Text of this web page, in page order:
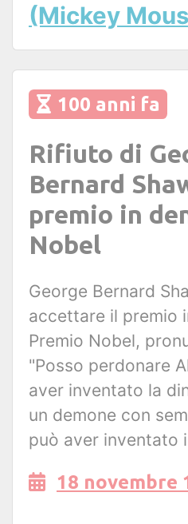
(Mickey
100 anni fa
Rifiuto di
Bernard
premio in
Nobel
George Bernard
accettare il premio
Premio Nobel,
"Posso perdonare
aver inventato la
un demone con
può aver inventato
18 novembre